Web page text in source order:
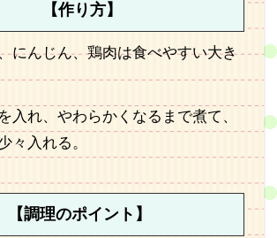
【作り方】
にんじん、鶏肉は食べやすい大き
れ、やわらかくなるまで煮て、
々入れる。
【調理のポイント】